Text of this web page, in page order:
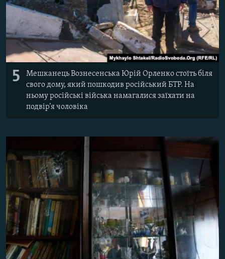
5
Мешканець Вознесенська Юрій Орленко стоїть біля
свого дому, який пошкодив російський БТР. На
ньому російські війська намагалися заїхати на
подвір’я чоловіка